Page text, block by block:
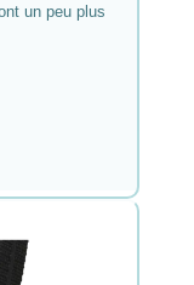
un peu plus